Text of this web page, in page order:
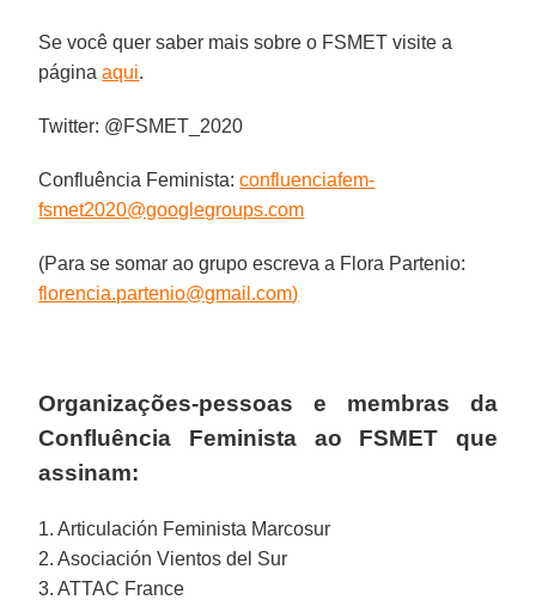
Se você quer saber mais sobre o FSMET visite a
páginaaqui.
Twitter: @FSMET_2020
Confluência Feminista:confluenciafem-
fsmet2020@googlegroups.com
(Para se somar ao grupo escreva a Flora Partenio:
florencia.partenio@gmail.com)
Organizações-pessoas e membras da
Confluência Feministaao FSMET que
assinam:
1. Articulación Feminista Marcosur
2. Asociación Vientos del Sur
3. ATTAC France